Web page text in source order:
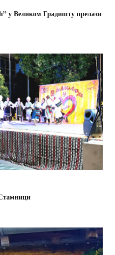
у Великом Градишту прелази